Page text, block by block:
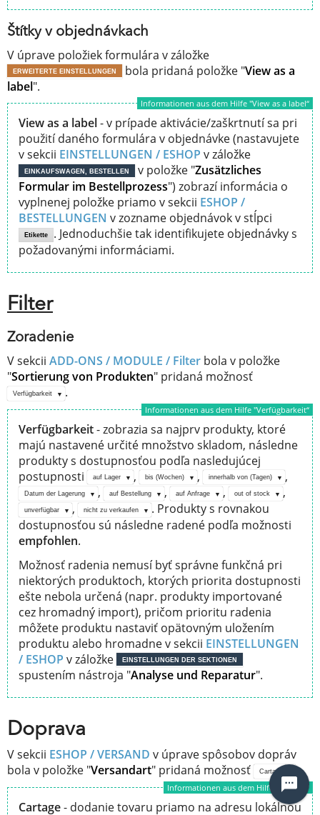
Štítky v objednávkach
V úprave položiek formulára v záložke
ERWEITERTE EINSTELLUNGEN bola pridaná položke "View as a
label".
Informationen aus dem Hilfe "View as a label“
View as a label- v prípade aktivácie/zaškrtnutí sa pri
použití daného formulára v objednávke (nastavujete
v sekcii EINSTELLUNGEN / ESHOP v záložke
EINKAUFSWAGEN, BESTELLEN v položke "Zusätzliches
Formular im Bestellprozess") zobrazí informácia o
vyplnenej položke priamo v sekcii ESHOP /
BESTELLUNGEN v zozname objednávok v stĺpci
Etikette
. Jednoduchšie tak identifikujete objednávky s
požadovanými informáciami.
Filter
Zoradenie
V sekcii ADD-ONS / MODULE / Filter bola v položke
"Sortierung von Produkten" pridaná možnosť
Verfügbarkeit .
Informationen aus dem Hilfe "Verfügbarkeit“
Verfügbarkeit- zobrazia sa najprv produkty, ktoré
majú nastavené určité množstvo skladom, následne
produkty s dostupnosťou podľa nasledujúcej
postupnosti
auf Lager , bis (Wochen) , innerhalb von (Tagen) ,
Datum der Lagerung , auf Bestellung , auf Anfrage , out of stock ,
unverfügbar , nicht zu verkaufen
. Produkty s rovnakou
dostupnosťou sú následne radené podľa možnosti
empfohlen.
Možnosť radenia nemusí byť správne funkčná pri
niektorých produktoch, ktorých priorita dostupnosti
ešte nebola určená (napr. produkty importované
cez hromadný import), pričom prioritu radenia
môžete produktu nastaviť opätovným uložením
produktu alebo hromadne v sekcii EINSTELLUNGEN
/ ESHOP v záložke EINSTELLUNGEN DER SEKTIONEN
spustením nástroja "Analyse und Reparatur".
Doprava
V sekcii ESHOP / VERSAND v úprave spôsobov dopráv
bola v položke "Versandart" pridaná možnosť Cartage .
Informationen aus dem Hilfe "Cartage“
Cartage- dodanie tovaru priamo na adresu lokálnou